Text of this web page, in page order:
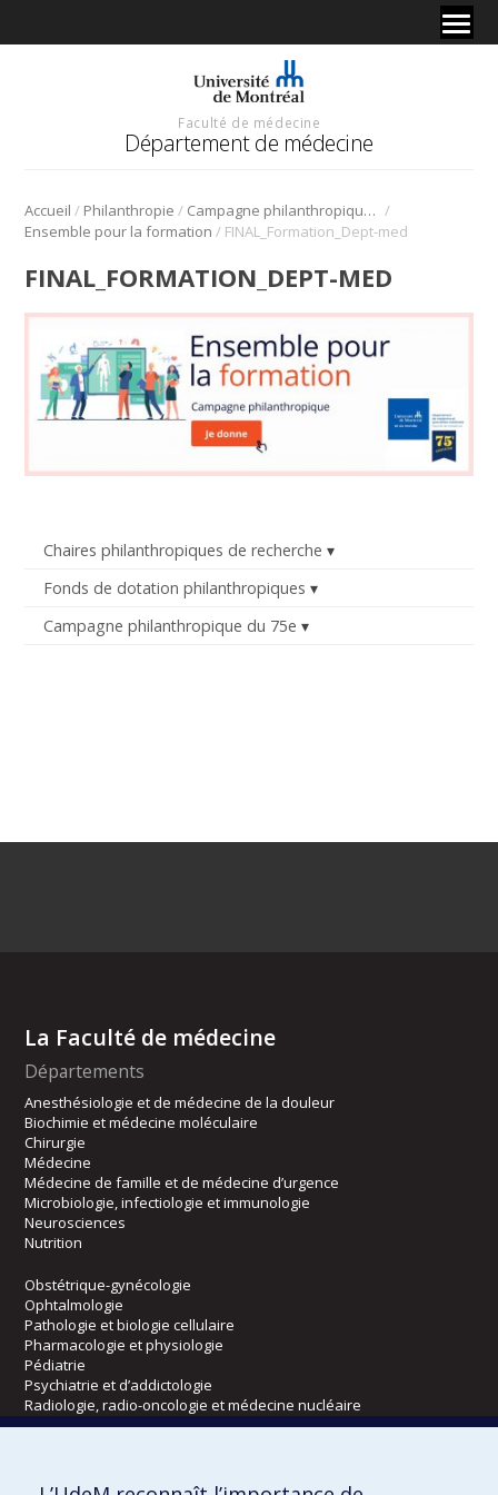
Faculté de médecine
Département de médecine
Accueil / Philanthropie / Campagne philanthropique du 75e /
Ensemble pour la formation / FINAL_Formation_Dept-med
Chaires philanthropiques de recherche
Fonds de dotation philanthropiques
Campagne philanthropique du 75e
FINAL_FORMATION_DEPT-MED
La Faculté de médecine
Départements
Anesthésiologie et de médecine de la douleur
Biochimie et médecine moléculaire
Chirurgie
Médecine
Médecine de famille et de médecine d’urgence
Microbiologie, infectiologie et immunologie
Neurosciences
Nutrition
Obstétrique-gynécologie
Ophtalmologie
Pathologie et biologie cellulaire
Pharmacologie et physiologie
Pédiatrie
Psychiatrie et d’addictologie
Radiologie, radio-oncologie et médecine nucléaire